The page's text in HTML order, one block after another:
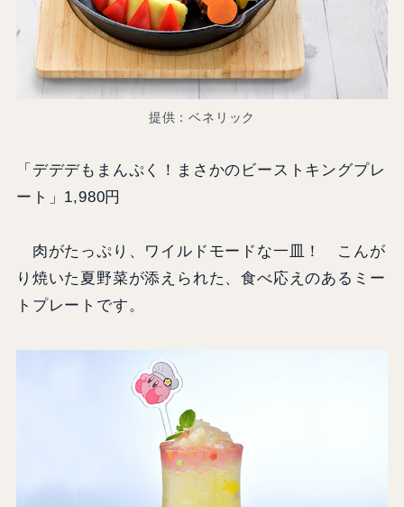
提供：ベネリック
「デデデもまんぷく！まさかのビーストキングプレ
ート」1,980円
肉がたっぷり、ワイルドモードな一皿！ こんが
り焼いた夏野菜が添えられた、食べ応えのあるミー
トプレートです。